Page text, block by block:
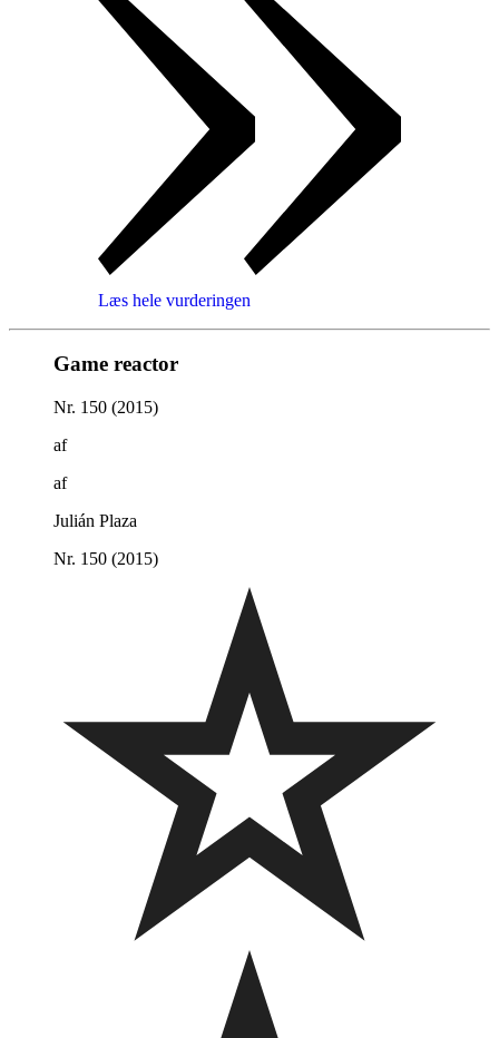
Læs hele vurderingen
Game reactor
Nr. 150 (2015)
af
af
Julián Plaza
Nr. 150 (2015)